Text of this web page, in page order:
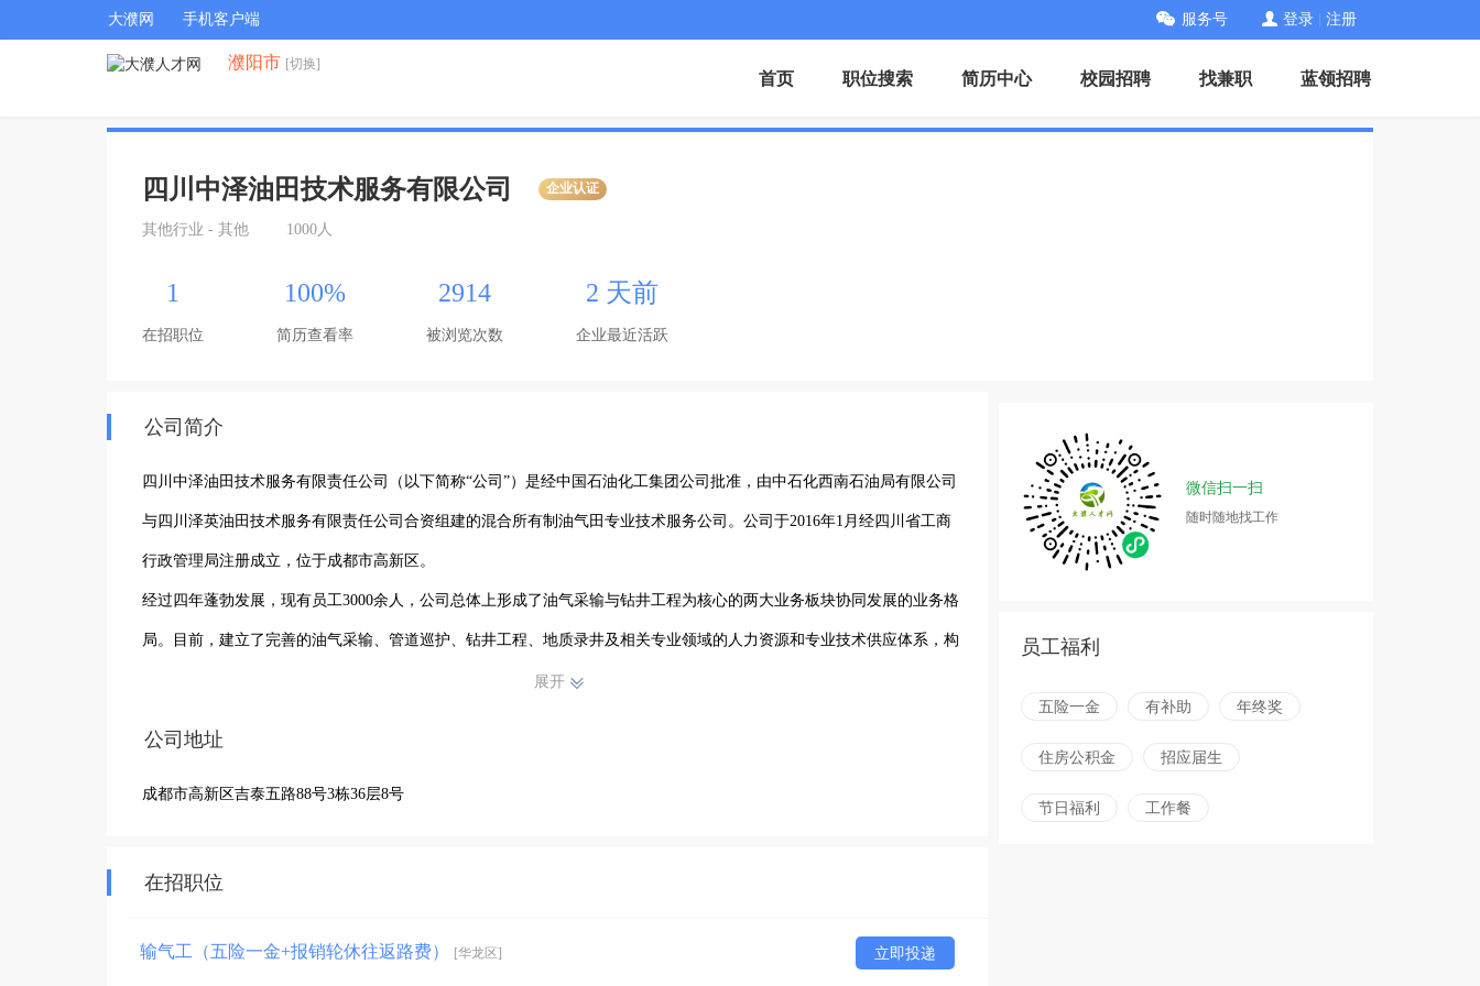
大濮网 手机客户端 服务号 登录 注册
濮阳市 [切换]
首页 职位搜索 简历中心 校园招聘 找兼职 蓝领招聘
四川中泽油田技术服务有限公司 企业认证
其他行业 - 其他 1000人
1
在招职位
100%
简历查看率
2914
被浏览次数
2 天前
企业最近活跃
公司简介
四川中泽油田技术服务有限责任公司（以下简称“公司”）是经中国石油化工集团公司批准，由中石化西南石油局有限公司
与四川泽英油田技术服务有限责任公司合资组建的混合所有制油气田专业技术服务公司。公司于2016年1月经四川省工商
行政管理局注册成立，位于成都市高新区。
经过四年蓬勃发展，现有员工3000余人，公司总体上形成了油气采输与钻井工程为核心的两大业务板块协同发展的业务格
局。目前，建立了完善的油气采输、管道巡护、钻井工程、地质录井及相关专业领域的人力资源和专业技术供应体系，构
建“136人力资源结构体系”，打造了一支学历结构合理、业务素质过硬的技术技能型人才队伍，具备高压、高含硫气田油
司，中国石化西南石油工程有限公司，中国石油西部钻探公司颁发的市场准入资格和承包商安全资格证。
公司，西南油气分公司采气一厂、采气二厂、采气三厂、采气四厂，西南石油局工程环保监督救援中心、油气销售中心、
究院、地质录井分公司等21家中国石化系统内单位和中国石油西部钻探公司所属5家单位建立了合作伙伴关系。
展开
公司地址
成都市高新区吉泰五路88号3栋36层8号
在招职位
输气工（五险一金+报销轮休往返路费） [华龙区] 立即投递
微信扫一扫
随时随地找工作
员工福利
五险一金 有补助 年终奖
住房公积金 招应届生
节日福利 工作餐